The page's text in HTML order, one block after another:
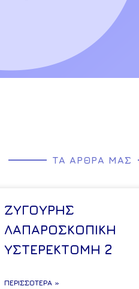
ΤΑ ΆΡΘΡΑ ΜΑΣ
ΖΥΓΟΥΡΗΣ
ΛΑΠΑΡΟΣΚΟΠΙΚΗ
ΥΣΤΕΡΕΚΤΟΜΗ 2
ΠΕΡΙΣΣΌΤΕΡΑ »